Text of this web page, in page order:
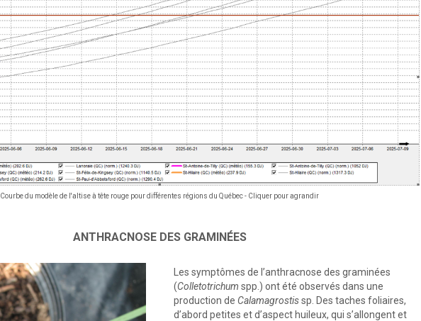
Courbe du modèle de l'altise à tête rouge pour différentes régions du Québec - Cliquer pour agrandir
ANTHRACNOSE DES GRAMINÉES
Les symptômes de l’anthracnose des graminées
(Colletotrichum spp.) ont été observés dans une
production de Calamagrostissp. Des taches foliaires,
d’abord petites et d’aspect huileux, qui s’allongent et